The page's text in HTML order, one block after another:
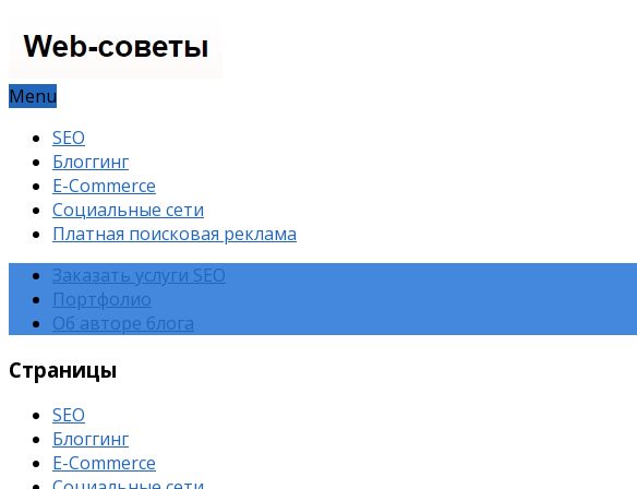
Menu
SEO
Блоггинг
E-Commerce
Социальные сети
Платная поисковая реклама
Заказать услуги SEO
Портфолио
Об авторе блога
Страницы
SEO
Блоггинг
E-Commerce